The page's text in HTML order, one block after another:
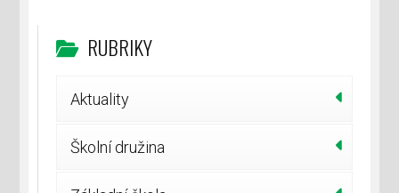
RUBRIKY
Aktuality
Školní družina